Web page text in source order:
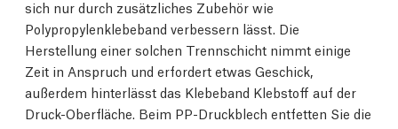
sich nur durch zusätzliches Zubehör wie
Polypropylenklebeband verbessern lässt. Die
Herstellung einer solchen Trennschicht nimmt einige
Zeit in Anspruch und erfordert etwas Geschick,
außerdem hinterlässt das Klebeband Klebstoff auf der
Druck-Oberfläche. Beim PP-Druckblech entfetten Sie die